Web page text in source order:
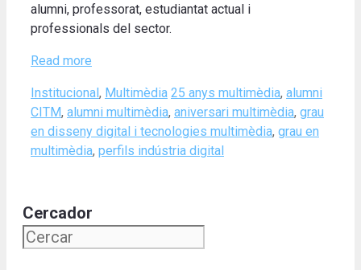
alumni, professorat, estudiantat actual i
professionals del sector.
Read more
Categories
Institucional, Multimèdia Tags
25 anys multimèdia, alumni
CITM, alumni multimèdia, aniversari multimèdia, grau
en disseny digital i tecnologies multimèdia, grau en
multimèdia, perfils indústria digital
Cercador